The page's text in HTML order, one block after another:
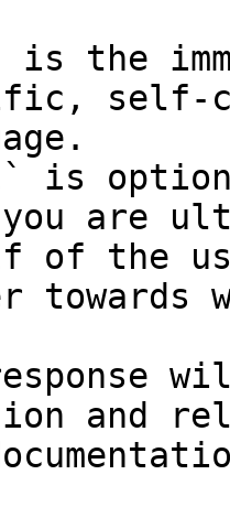
is the
self-
is
are
of the
and